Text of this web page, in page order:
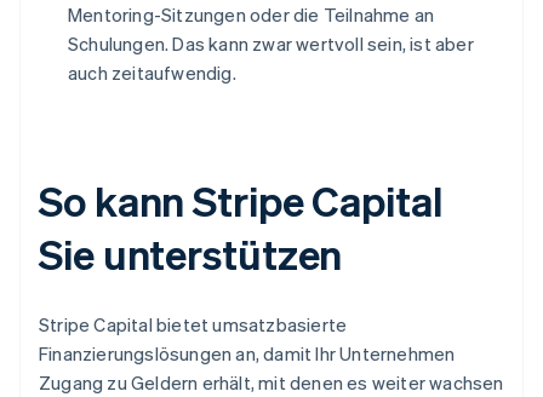
Mentoring-Sitzungen oder die Teilnahme an
Schulungen. Das kann zwar wertvoll sein, ist aber
auch zeitaufwendig.
So kann Stripe Capital
Sie unterstützen
Stripe Capital bietet umsatzbasierte
Finanzierungslösungen an, damit Ihr Unternehmen
Zugang zu Geldern erhält, mit denen es weiter wachsen